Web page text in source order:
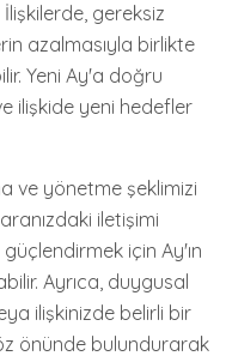
gereksiz
azalmasıyla birlikte
Yeni Ay'a doğru
ilişkide yeni hedefler
ve yönetme şeklimizi
iletişimi
için Ay'ın
Ayrıca, duygusal
ilişkinizde belirli bir
önünde bulundurarak